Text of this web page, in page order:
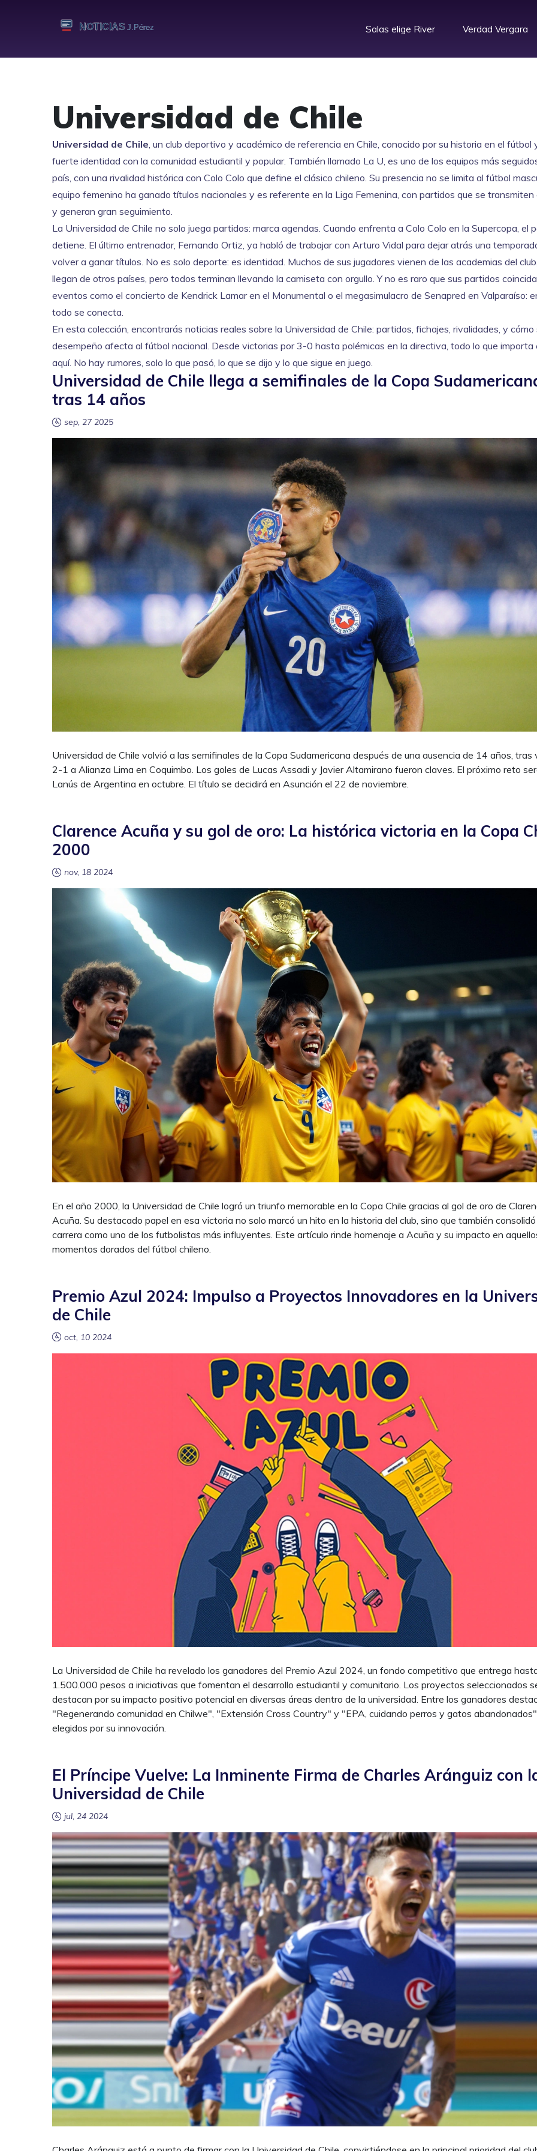
Salas elige River Verdad Vergara
Universidad de Chile
Universidad de Chile, un club deportivo y académico de referencia en Chile, conocido por su historia en el fútbol
fuerte identidad con la comunidad estudiantil y popular. También llamado La U, es uno de los equipos más
país, con una rivalidad histórica con Colo Colo que define el clásico chileno. Su presencia no se limita al fútbol
equipo femenino ha ganado títulos nacionales y es referente en la Liga Femenina, con partidos que se
y generan gran seguimiento.
La Universidad de Chile no solo juega partidos: marca agendas. Cuando enfrenta a Colo Colo en la Supercopa, el
detiene. El último entrenador, Fernando Ortiz, ya habló de trabajar con Arturo Vidal para dejar atrás una
volver a ganar títulos. No es solo deporte: es identidad. Muchos de sus jugadores vienen de las academias del
llegan de otros países, pero todos terminan llevando la camiseta con orgullo. Y no es raro que sus partidos
eventos como el concierto de Kendrick Lamar en el Monumental o el megasimulacro de Senapred en Valparaíso:
todo se conecta.
En esta colección, encontrarás noticias reales sobre la Universidad de Chile: partidos, fichajes, rivalidades, y cómo
desempeño afecta al fútbol nacional. Desde victorias por 3-0 hasta polémicas en la directiva, todo lo que importa
aquí. No hay rumores, solo lo que pasó, lo que se dijo y lo que sigue en juego.
Universidad de Chile llega a semifinales de la Copa
tras 14 años
sep, 27 2025
Universidad de Chile volvió a las semifinales de la Copa Sudamericana después de una ausencia de 14 años, tras
2-1 a Alianza Lima en Coquimbo. Los goles de Lucas Assadi y Javier Altamirano fueron claves. El próximo reto
Lanús de Argentina en octubre. El título se decidirá en Asunción el 22 de noviembre.
Clarence Acuña y su gol de oro: La histórica victoria en la Copa
2000
nov, 18 2024
En el año 2000, la Universidad de Chile logró un triunfo memorable en la Copa Chile gracias al gol de oro de
Acuña. Su destacado papel en esa victoria no solo marcó un hito en la historia del club, sino que también
carrera como uno de los futbolistas más influyentes. Este artículo rinde homenaje a Acuña y su impacto en
momentos dorados del fútbol chileno.
Premio Azul 2024: Impulso a Proyectos Innovadores en la
de Chile
oct, 10 2024
La Universidad de Chile ha revelado los ganadores del Premio Azul 2024, un fondo competitivo que entrega
1.500.000 pesos a iniciativas que fomentan el desarrollo estudiantil y comunitario. Los proyectos seleccionados
destacan por su impacto positivo potencial en diversas áreas dentro de la universidad. Entre los ganadores
"Regenerando comunidad en Chilwe", "Extensión Cross Country" y "EPA, cuidando perros y gatos
elegidos por su innovación.
El Príncipe Vuelve: La Inminente Firma de Charles Aránguiz con
Universidad de Chile
jul, 24 2024